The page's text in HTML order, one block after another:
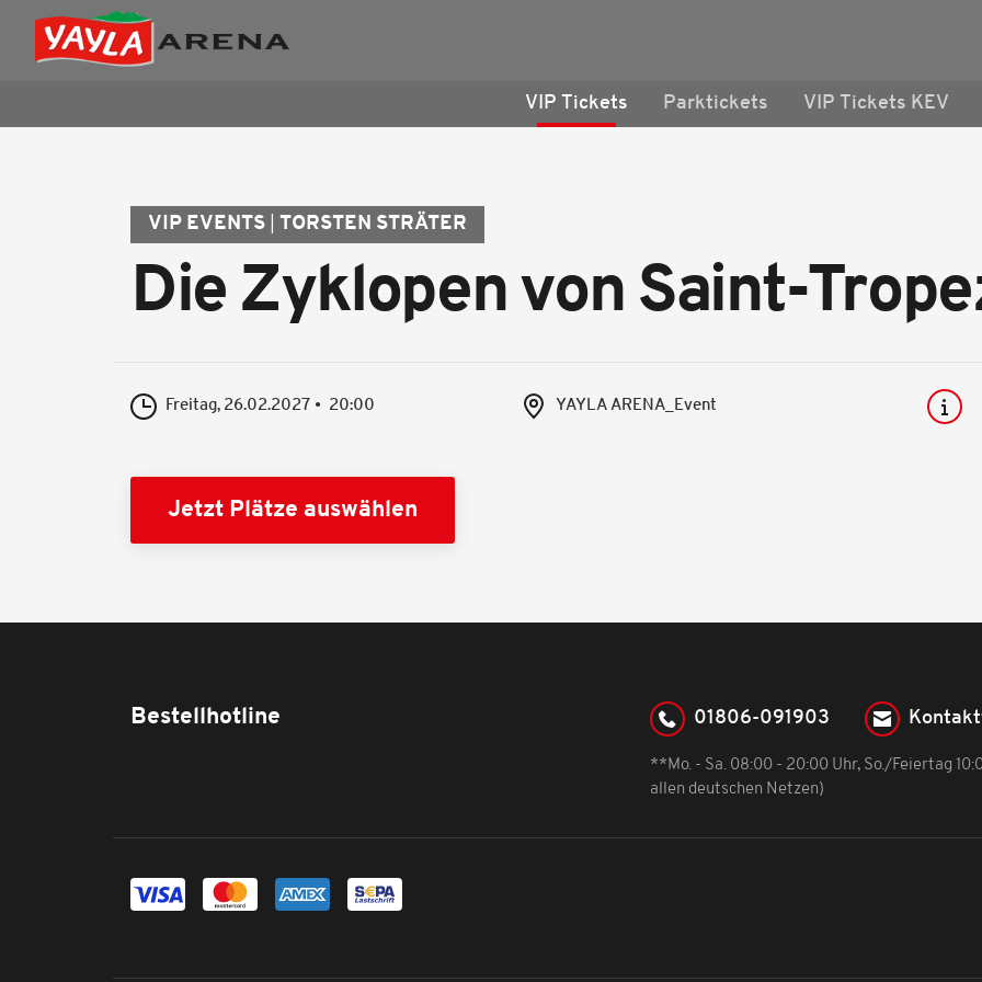
VIP Tickets Parktickets VIP Tickets KEV
VIP EVENTS TORSTEN STRÄTER
Die Zyklopen von Saint-
Freitag, 26.02.2027 20:00 YAYLA ARENA_Event
Jetzt Plätze auswählen
Bestellhotline 01806-091903
**Mo. - Sa. 08:00 - 20:00 Uhr, So./Feiertag
allen deutschen Netzen)